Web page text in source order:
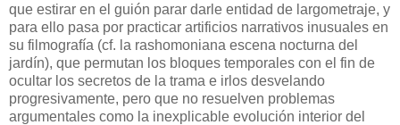
que estirar en el guión parar darle entidad de largometraje, y
para ello pasa por practicar artificios narrativos inusuales en
su filmografía (cf. la rashomoniana escena nocturna del
jardín), que permutan los bloques temporales con el fin de
ocultar los secretos de la trama e irlos desvelando
progresivamente, pero que no resuelven problemas
argumentales como la inexplicable evolución interior del